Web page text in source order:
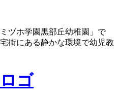
ヅホ学園黒部丘幼稚園」で
街にある静かな環境で幼児教